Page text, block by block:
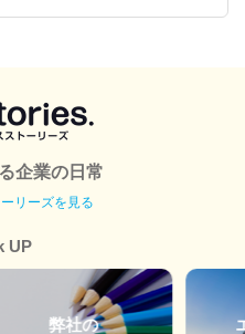
企業の日常
リーズを見る
UP
弊社の